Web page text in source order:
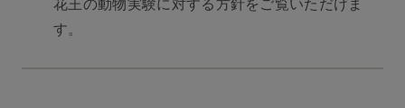
花王の動物実験に対する方針をご覧いただけま
す。